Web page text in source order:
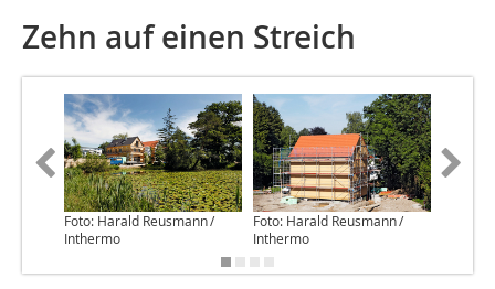
Zehn auf einen Streich
Foto: Harald Reusmann /
Inthermo
Foto: Harald Reusmann /
Inthermo